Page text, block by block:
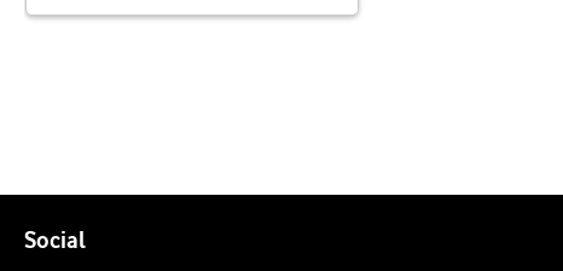
SocialEnlaces a las redes sociales de Vodafone